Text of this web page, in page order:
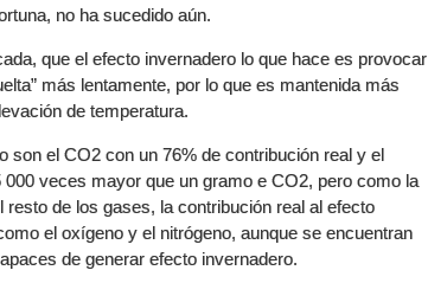
no ha sucedido aún.
que el efecto invernadero lo que hace es provocar
más lentamente, por lo que es mantenida más
de temperatura.
son el CO2 con un 76% de contribución real y el
veces mayor que un gramo e CO2, pero como la
de los gases, la contribución real al efecto
el oxígeno y el nitrógeno, aunque se encuentran
de generar efecto invernadero.